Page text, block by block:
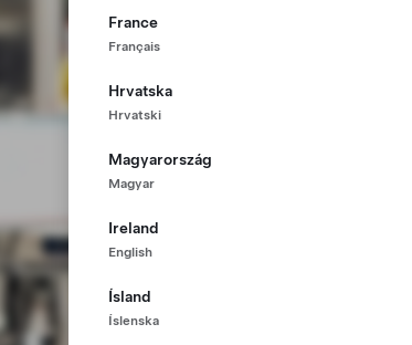
France
Français
Hrvatska
Hrvatski
Magyarország
Magyar
Ireland
English
Ísland
Íslenska